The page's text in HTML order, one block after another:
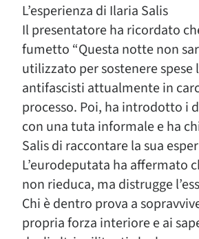
L’esperienza di Ilaria Salis
Il presentatore ha ricordato
fumetto “Questa notte non
utilizzato per sostenere spese
antifascisti attualmente in
processo. Poi, ha introdotto i
con una tuta informale e ha
Salis di raccontare la sua
L’eurodeputata ha affermato
non rieduca, ma distrugge
Chi è dentro prova a
propria forza interiore e ai